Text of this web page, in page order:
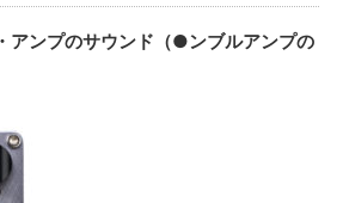
アンプのサウンド（●ンブルアンプの